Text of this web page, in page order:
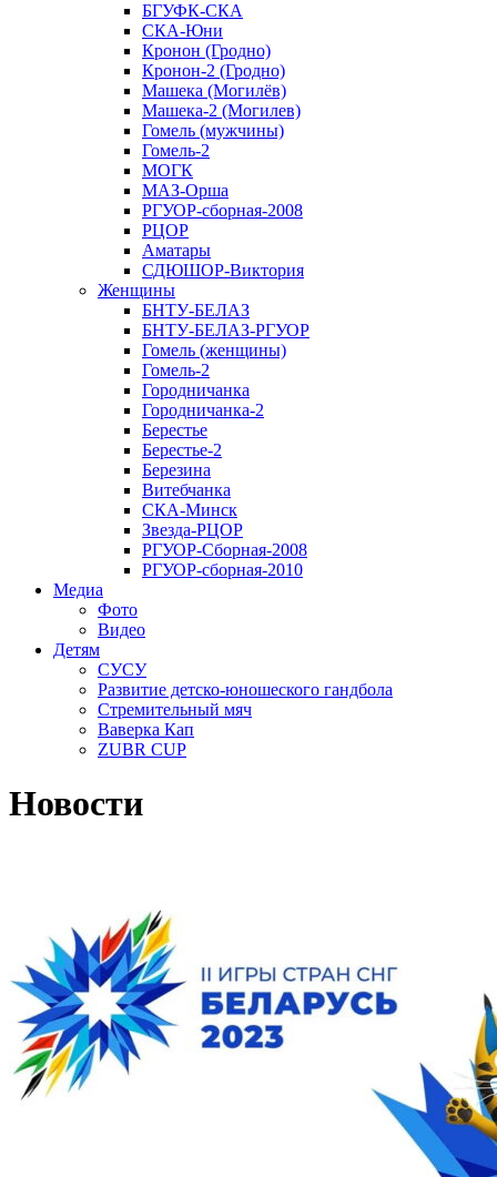
БГУФК-СКА
СКА-Юни
Кронон (Гродно)
Кронон-2 (Гродно)
Машека (Могилёв)
Машека-2 (Могилев)
Гомель (мужчины)
Гомель-2
МОГК
МАЗ-Орша
РГУОР-сборная-2008
РЦОР
Аматары
СДЮШОР-Виктория
Женщины
БНТУ-БЕЛАЗ
БНТУ-БЕЛАЗ-РГУОР
Гомель (женщины)
Гомель-2
Городничанка
Городничанка-2
Берестье
Берестье-2
Березина
Витебчанка
СКА-Минск
Звезда-РЦОР
РГУОР-Сборная-2008
РГУОР-сборная-2010
Медиа
Фото
Видео
Детям
СУСУ
Развитие детско-юношеского гандбола
Стремительный мяч
Ваверка Кап
ZUBR CUP
Новости